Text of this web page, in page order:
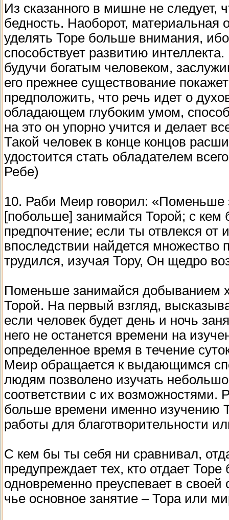
Из сказанного в мишне не следует,
бедность. Наоборот, материальная
уделять Торе больше внимания,
способствует развитию
будучи богатым человеком,
его прежнее существование
предположить, что речь идет о
обладающем глубоким умом,
на это он упорно учится и делает
Такой человек в конце концов
удостоится стать обладателем
Ребе)
10. Раби Меир говорил: «Поменьше
[побольше] занимайся Торой; с кем
предпочтение; если ты отвлекся
впоследствии найдется множество
трудился, изучая Тору, Он щедро
Поменьше занимайся добыванием
Торой. На первый взгляд,
если человек будет день и ночь
него не останется времени на
определенное время в течение
Меир обращается к выдающимся
людям позволено изучать
соответствии с их
больше времени именно изучению
работы для благотворительности
С кем бы ты себя ни сравнивал,
предупреждает тех, кто отдает
одновременно преуспевает в
чье основное занятие – Тора или